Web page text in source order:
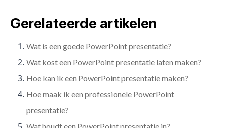
Gerelateerde artikelen
Wat is een goede PowerPoint presentatie?
Wat kost een PowerPoint presentatie laten maken?
Hoe kan ik een PowerPoint presentatie maken?
Hoe maak ik een professionele PowerPoint
presentatie?